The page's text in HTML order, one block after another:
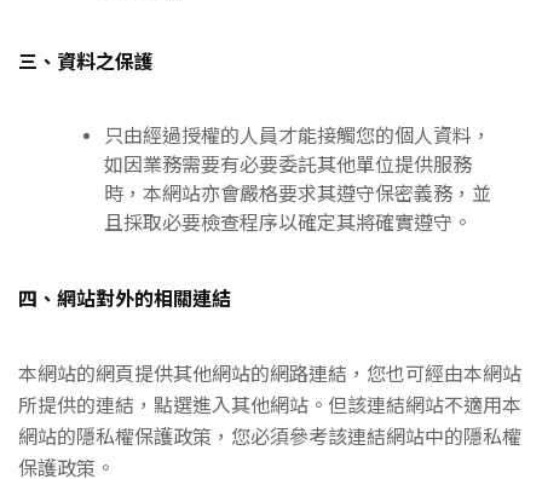
三、資料之保護
只由經過授權的人員才能接觸您的個人資料，
如因業務需要有必要委託其他單位提供服務
時，本網站亦會嚴格要求其遵守保密義務，並
且採取必要檢查程序以確定其將確實遵守。
四、網站對外的相關連結
本網站的網頁提供其他網站的網路連結，您也可經由本網站
所提供的連結，點選進入其他網站。但該連結網站不適用本
網站的隱私權保護政策，您必須參考該連結網站中的隱私權
保護政策。